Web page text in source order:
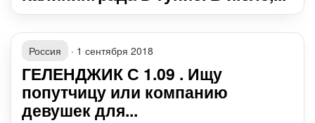
Россия · 1 сентября 2018
ГЕЛЕНДЖИК С 1.09 . Ищу
попутчицу или компанию
девушек для...